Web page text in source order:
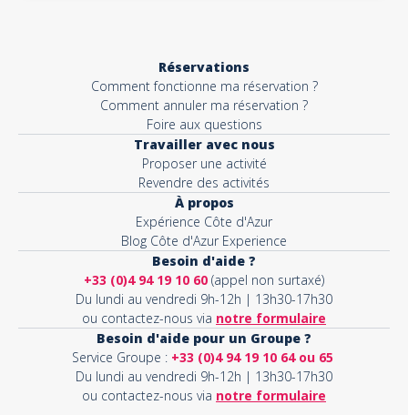
Réservations
Comment fonctionne ma réservation ?
Comment annuler ma réservation ?
Foire aux questions
Travailler avec nous
Proposer une activité
Revendre des activités
À propos
Expérience Côte d'Azur
Blog Côte d'Azur Experience
Besoin d'aide ?
+33 (0)4 94 19 10 60 (appel non surtaxé)
Du lundi au vendredi 9h-12h | 13h30-17h30
ou contactez-nous via notre formulaire
Besoin d'aide pour un Groupe ?
Service Groupe : +33 (0)4 94 19 10 64 ou 65
Du lundi au vendredi 9h-12h | 13h30-17h30
ou contactez-nous via notre formulaire